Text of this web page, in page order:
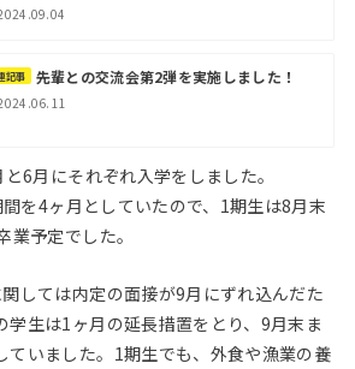
記事 先輩との交流会第2弾を実施しました！
6月にそれぞれ入学をしました。
を4ヶ月としていたので、1期生は8月末
予定でした。
しては内定の面接が9月にずれ込んだた
学生は1ヶ月の延長措置をとり、9月末ま
ていました。1期生でも、外食や漁業の養